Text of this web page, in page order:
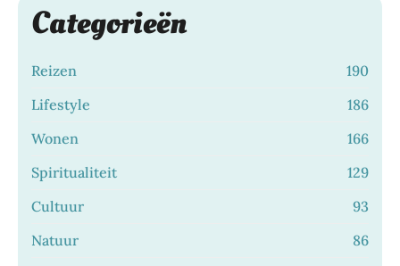
Categorieën
Reizen
190
Lifestyle
186
Wonen
166
Spiritualiteit
129
Cultuur
93
Natuur
86